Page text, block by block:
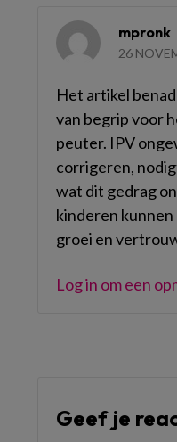
mpronk
26
Het artikel
van begrip voor
peuter. IPV
corrigeren,
wat dit gedrag
kinderen
groei en
Log in om een
Geef je